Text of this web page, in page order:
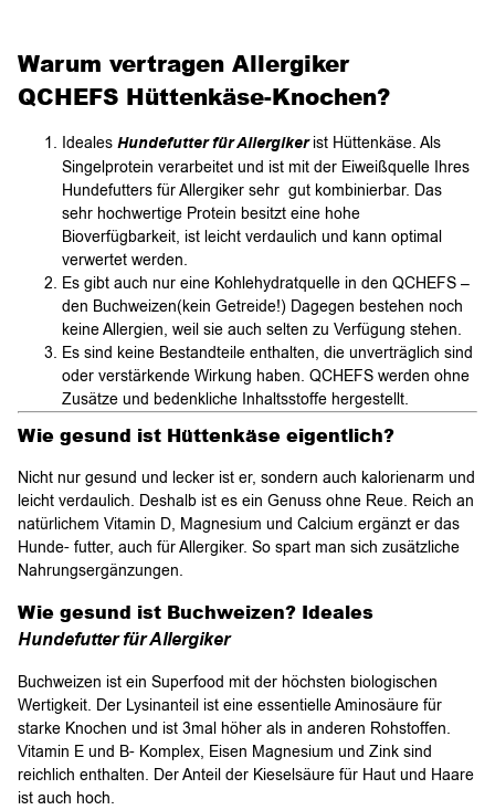
Warum vertragen Allergiker
QCHEFS Hüttenkäse-Knochen?
Ideales Hundefutter für Allergikerist Hüttenkäse. Als
Singelprotein verarbeitet und ist mit der Eiweißquelle Ihres
Hundefutters für Allergiker sehr gut kombinierbar. Das
sehr hochwertige Protein besitzt eine hohe
Bioverfügbarkeit, ist leicht verdaulich und kann optimal
verwertet werden.
Es gibt auch nur eine Kohlehydratquelle in den QCHEFS –
den Buchweizen(kein Getreide!) Dagegen bestehen noch
keine Allergien, weil sie auch selten zu Verfügung stehen.
Es sind keine Bestandteile enthalten, die unverträglich sind
oder verstärkende Wirkung haben. QCHEFS werden ohne
Zusätze und bedenkliche Inhaltsstoffe hergestellt.
Wie gesund ist Hüttenkäse eigentlich?
Nicht nur gesund und lecker ist er, sondern auch kalorienarm und
leicht verdaulich. Deshalb ist es ein Genuss ohne Reue. Reich an
natürlichem Vitamin D, Magnesium und Calcium ergänzt er das
Hunde- futter, auch für Allergiker. So spart man sich zusätzliche
Nahrungsergänzungen.
Wie gesund ist Buchweizen? Ideales
Hundefutter für Allergiker
Buchweizen ist ein Superfood mit der höchsten biologischen
Wertigkeit. Der Lysinanteil ist eine essentielle Aminosäure für
starke Knochen und ist 3mal höher als in anderen Rohstoffen.
Vitamin E und B- Komplex, Eisen Magnesium und Zink sind
reichlich enthalten. Der Anteil der Kieselsäure für Haut und Haare
ist auch hoch.